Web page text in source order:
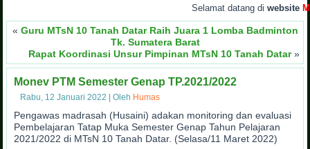
Selamat datang diwebsite
« Guru MTsN 10 Tanah Datar Raih Juara 1 Lomba Badminton
Tk. Sumatera Barat
Rapat Koordinasi Unsur Pimpinan MTsN 10 Tanah Datar»
Monev PTM Semester Genap TP.2021/2022
Rabu, 12 Januari 2022 |Oleh Humas
Pengawas madrasah (Husaini) adakan monitoring dan evaluasi
Pembelajaran Tatap Muka Semester Genap Tahun Pelajaran
2021/2022 di MTsN 10 Tanah Datar. (Selasa/11 Maret 2022)